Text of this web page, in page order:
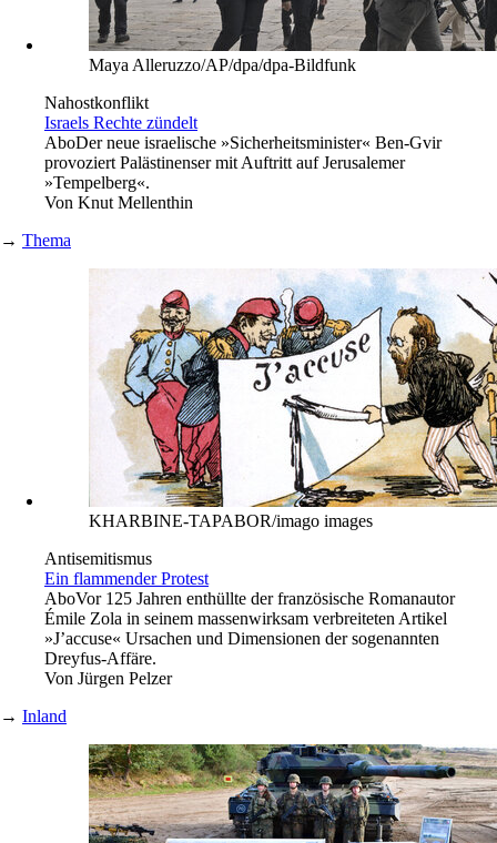
Maya Alleruzzo/AP/dpa/dpa-Bildfunk
Nahostkonflikt
Israels Rechte zündelt
AboDer neue israelische »Sicherheitsminister« Ben-Gvir
provoziert Palästinenser mit Auftritt auf Jerusalemer
»Tempelberg«.
Von Knut Mellenthin
→ Thema
KHARBINE-TAPABOR/imago images
Antisemitismus
Ein flammender Protest
AboVor 125 Jahren enthüllte der französische Romanautor
Émile Zola in seinem massenwirksam verbreiteten Artikel
»J’accuse« Ursachen und Dimensionen der sogenannten
Dreyfus-Affäre.
Von Jürgen Pelzer
→ Inland